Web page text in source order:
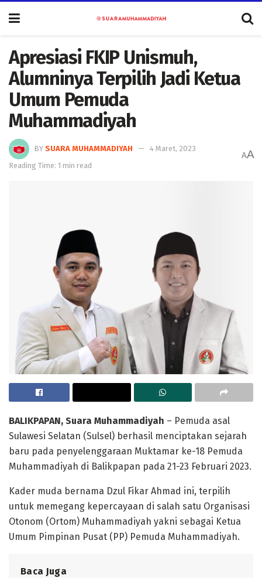
Apresiasi FKIP Unismuh,
Alumninya Terpilih Jadi Ketua
Umum Pemuda
Muhammadiyah
BY SUARA MUHAMMADIYAH
4 Maret, 2023
Reading Time: 1 min read
AA
BALIKPAPAN, Suara Muhammadiyah – Pemuda asal
Sulawesi Selatan (Sulsel) berhasil menciptakan sejarah
baru pada penyelenggaraan Muktamar ke-18 Pemuda
Muhammadiyah di Balikpapan pada 21-23 Februari 2023.
Kader muda bernama Dzul Fikar Ahmad ini, terpilih
untuk memegang kepercayaan di salah satu Organisasi
Otonom (Ortom) Muhammadiyah yakni sebagai Ketua
Umum Pimpinan Pusat (PP) Pemuda Muhammadiyah.
Baca Juga